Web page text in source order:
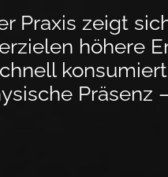
Praxis zeigt
höhere
Prä­senz